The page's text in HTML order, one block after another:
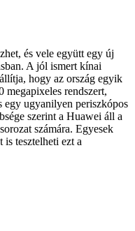
és vele együtt egy új
A jól ismert kínai
hogy az ország egyik
megapixeles rendszert,
egy ugyanilyen periszkópos
szerint a Huawei áll a
számára. Egyesek
tesztelheti ezt a